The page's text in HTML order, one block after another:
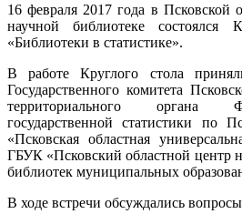
16 февраля 2017 года в Псковской
научной библиотеке
«Библиотеки в статистике».
В работе Круглого стола
Государственного комитета
территориального органа
государственной статистики по
«Псковская областная
ГБУК «Псковский областной центр
библиотек муниципальных
В ходе встречи обсуждались